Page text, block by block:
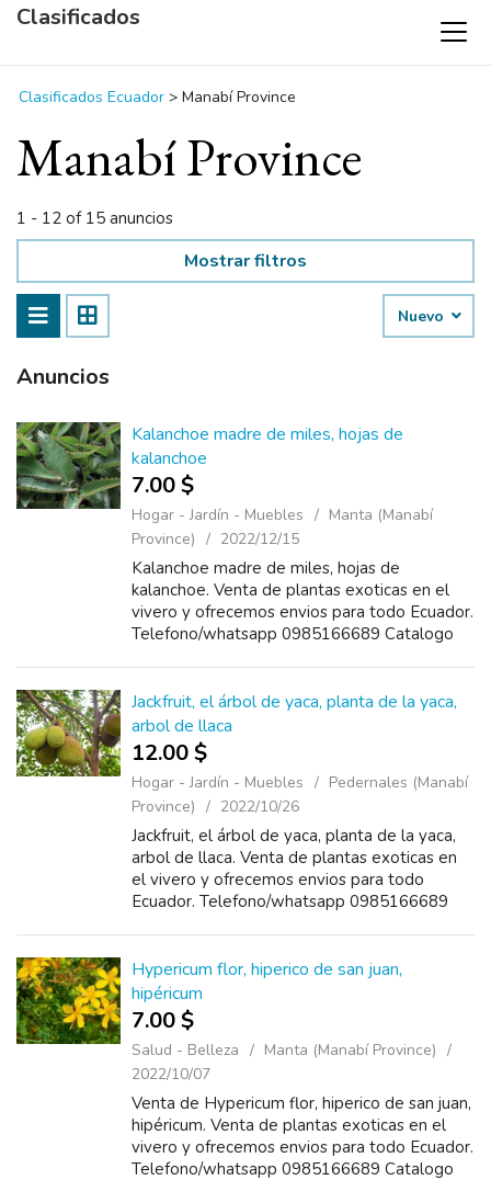
Clasificados
Clasificados Ecuador > Manabí Province
Manabí Province
1 - 12 of 15 anuncios
Mostrar filtros
Nuevo
Anuncios
Kalanchoe madre de miles, hojas de
kalanchoe
7.00 $
Hogar - Jardín - Muebles
Manta (Manabí
Province)
2022/12/15
Kalanchoe madre de miles, hojas de
kalanchoe. Venta de plantas exoticas en el
vivero y ofrecemos envios para todo Ecuador.
Telefono/whatsapp 0985166689 Catalogo
Jackfruit, el árbol de yaca, planta de la yaca,
arbol de llaca
12.00 $
Hogar - Jardín - Muebles
Pedernales (Manabí
Province)
2022/10/26
Jackfruit, el árbol de yaca, planta de la yaca,
arbol de llaca. Venta de plantas exoticas en
el vivero y ofrecemos envios para todo
Ecuador. Telefono/whatsapp 0985166689
Hypericum flor, hiperico de san juan,
hipéricum
7.00 $
Salud - Belleza
Manta (Manabí Province)
2022/10/07
Venta de Hypericum flor, hiperico de san juan,
hipéricum. Venta de plantas exoticas en el
vivero y ofrecemos envios para todo Ecuador.
Telefono/whatsapp 0985166689 Catalogo